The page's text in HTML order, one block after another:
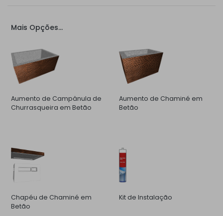
Mais Opções...
Aumento de Campânula de
Churrasqueira em Betão
Aumento de Chaminé em
Betão
Chapéu de Chaminé em
Betão
Kit de Instalação